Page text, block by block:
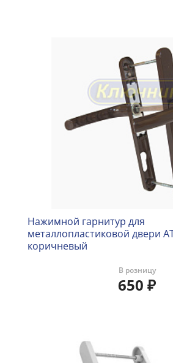
Нажимной гарнитур для
металлопластиковой двери
коричневый
В розницу
650 ₽